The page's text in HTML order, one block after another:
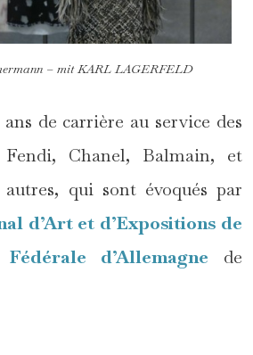
– mit KARL LAGERFELD
de carrière au service des
Fendi, Chanel, Balmain, et
qui sont évoqués par
d’Art et d’Expositions de
d’Allemagne
de